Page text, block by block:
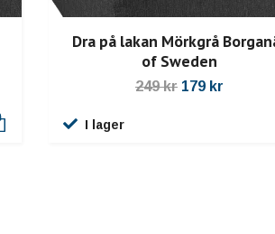
Dra på lakan Mörkgrå
of Sweden
249 kr 179 kr
I lager